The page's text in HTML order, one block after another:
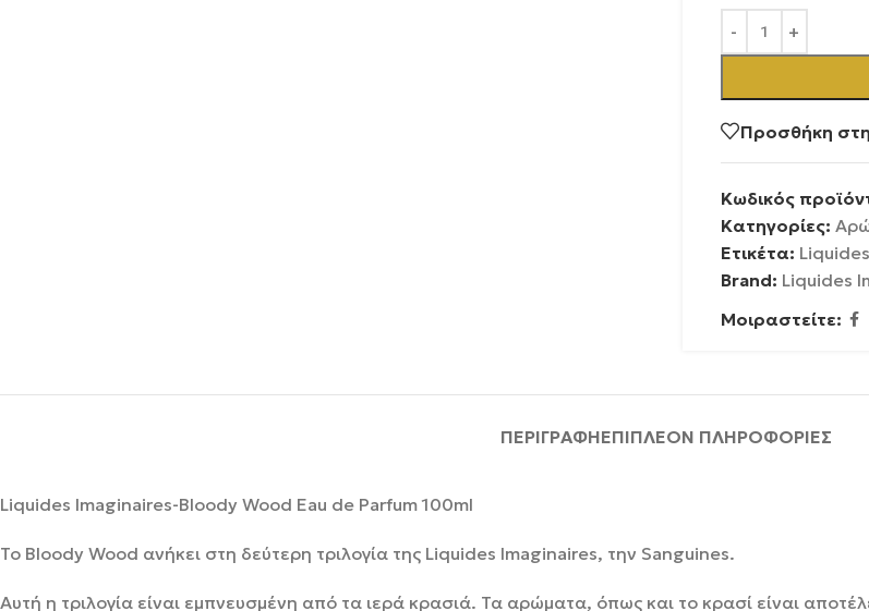
Προσθήκη
Κωδικός
Κατηγορίες:
Ετικέτα:
Brand: Liquides
Μοιραστείτε:
ΠΕΡΙΓΡΑΦΉΕΠΙΠΛΈΟΝ ΠΛΗΡΟΦΟΡΊΕΣ
Liquides Imaginaires-Bloody Wood Eau de Parfum 100ml
Το Bloody Wood ανήκει στη δεύτερη τριλογία της Liquides Imaginaires, την Sanguines.
Αυτή η τριλογία είναι εμπνευσμένη από τα ιερά κρασιά. Τα αρώματα, όπως και το κρασί είναι